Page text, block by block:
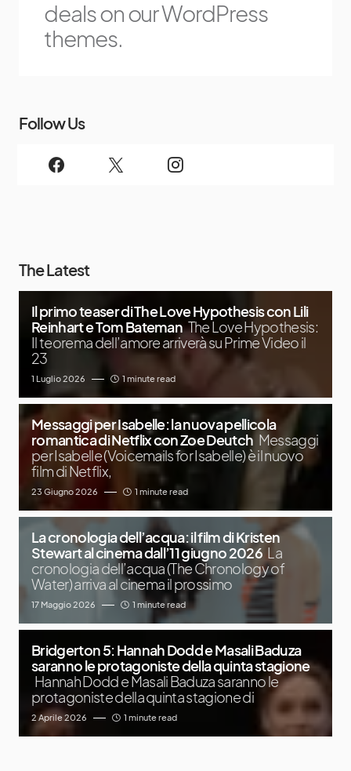
deals on our WordPress
themes.
Follow Us
The Latest
Il primo teaser di The Love Hypothesis con Lili
Reinhart e Tom Bateman The Love Hypothesis:
Il teorema dell’amore arriverà su Prime Video il
23
1 Luglio 2026 1 minute read
Messaggi per Isabelle: la nuova pellicola
romantica di Netflix con Zoe Deutch Messaggi
per Isabelle (Voicemails for Isabelle) è il nuovo
film di Netflix,
23 Giugno 2026 1 minute read
La cronologia dell’acqua: il film di Kristen
Stewart al cinema dall’11 giugno 2026 La
cronologia dell’acqua (The Chronology of
Water) arriva al cinema il prossimo
17 Maggio 2026 1 minute read
Bridgerton 5: Hannah Dodd e Masali Baduza
saranno le protagoniste della quinta stagione
Hannah Dodd e Masali Baduza saranno le
protagoniste della quinta stagione di
2 Aprile 2026 1 minute read